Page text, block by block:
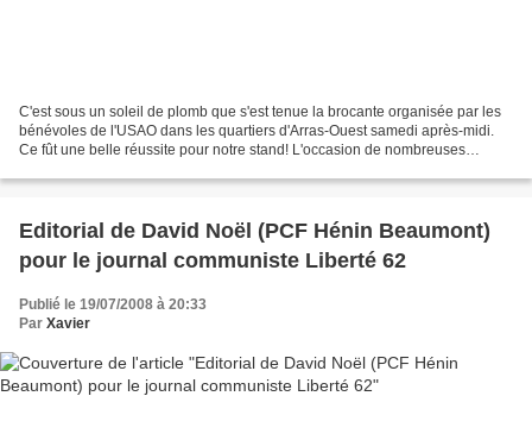
C'est sous un soleil de plomb que s'est tenue la brocante organisée par les
bénévoles de l'USAO dans les quartiers d'Arras-Ouest samedi après-midi.
Ce fût une belle réussite pour notre stand! L'occasion de nombreuses
Editorial de David Noël (PCF Hénin Beaumont)
pour le journal communiste Liberté 62
Publié le 19/07/2008 à 20:33
Par Xavier